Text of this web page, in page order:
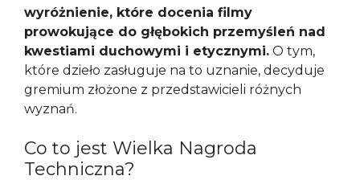
wyróżnienie, które docenia filmy
prowokujące do głębokich przemyśleń nad
kwestiami duchowymi i etycznymi. O tym,
które dzieło zasługuje na to uznanie, decyduje
gremium złożone z przedstawicieli różnych
wyznań.
Co to jest Wielka Nagroda
Techniczna?